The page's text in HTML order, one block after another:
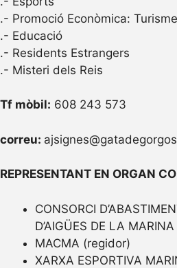
.- Promoció Econòmica:
.- Educació
.- Residents Estrangers
.- Misteri dels Reis
Tf mòbil: 608 243 573
correu:
REPRESENTANT EN ORGAN
CONSORCI
D’AIGÜES DE LA
MACMA (regidor)
XARXA ESPORTIVA